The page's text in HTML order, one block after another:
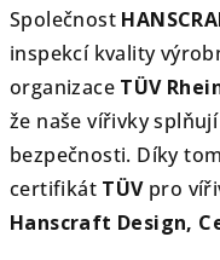
Společnost
inspekcí kvality
organizace TÜV
že naše vířivky
bezpečnosti. Díky
certifikát TÜVpro
Hanscraft Design,